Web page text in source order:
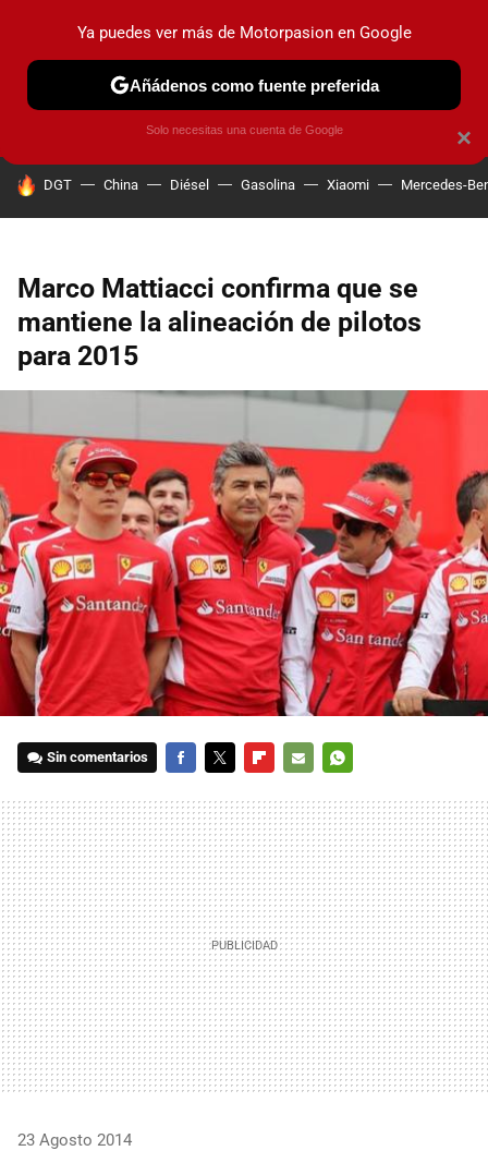
PRUEBAS COCHES ELÉCTRICOS OBSERVATORIO
HOY SE HABLA DE
DGT China Diésel Gasolina Xiaomi Mercedes-
Marco Mattiacci confirma que se
mantiene la alineación de pilotos
para 2015
Sin comentarios
MAIL
23 Agosto 2014
×
Ya puedes ver más de Motorpasion en Google
Añádenos como fuente preferida
Solo necesitas una cuenta de Google